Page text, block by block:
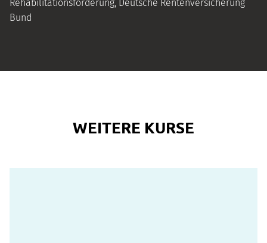
Rehabilitationsförderung, Deutsche Rentenversicherung
Bund
WEITERE KURSE